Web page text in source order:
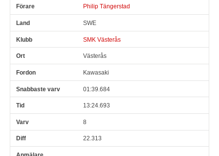
Philip Tängerstad
SWE
SMK Västerås
Västerås
Kawasaki
01:39.684
13:24.693
8
22.313